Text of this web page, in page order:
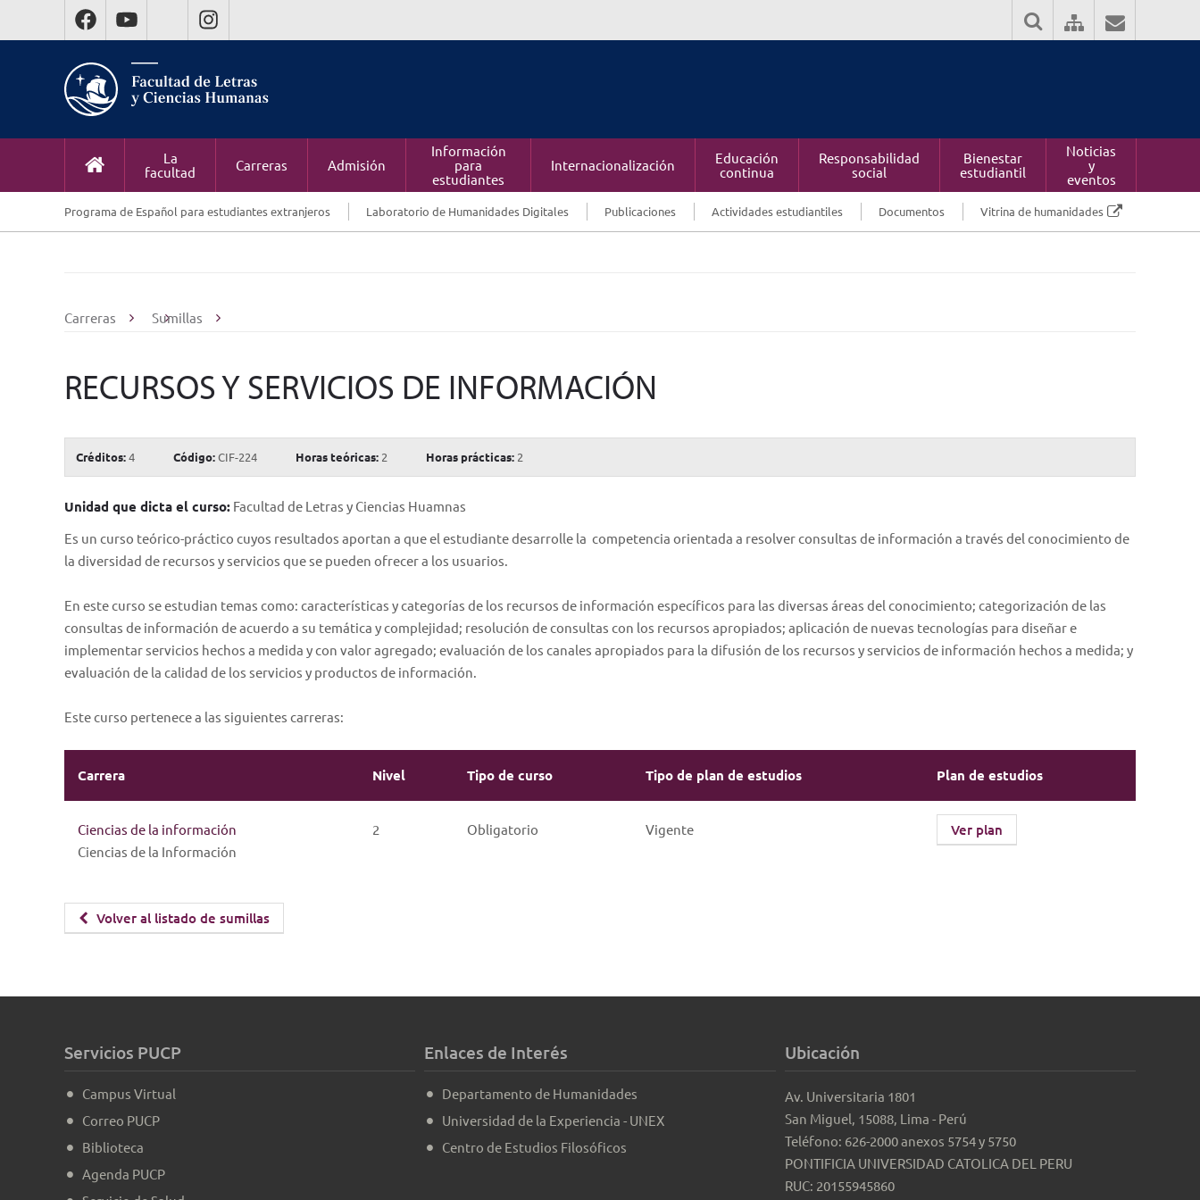
La
facultad
Carreras Admisión
Información
para
estudiantes
Internacionalización
Educación
continua
Responsabilidad
social
Bienestar
estudiantil
Noticias
y
eventos
Programa de Español para estudiantes extranjeros Laboratorio de Humanidades Digitales Publicaciones Actividades estudiantiles Documentos Vitrina de humanidades
Carreras Sumillas
RECURSOS Y SERVICIOS DE INFORMACIÓN
Créditos:4 Código:CIF-224 Horas teóricas: 2 Horas prácticas: 2
Unidad que dicta el curso: Facultad de Letras y Ciencias Huamnas
Es un curso teórico-práctico cuyos resultados aportan a que el estudiante desarrolle la competencia orientada a resolver consultas de información a través del conocimiento de
la diversidad de recursos y servicios que se pueden ofrecer a los usuarios.
En este curso se estudian temas como: características y categorías de los recursos de información específicos para las diversas áreas del conocimiento; categorización de las
consultas de información de acuerdo a su temática y complejidad; resolución de consultas con los recursos apropiados; aplicación de nuevas tecnologías para diseñar e
implementar servicios hechos a medida y con valor agregado; evaluación de los canales apropiados para la difusión de los recursos y servicios de información hechos a medida; y
evaluación de la calidad de los servicios y productos de información.
Este curso pertenece a las siguientes carreras:
Carrera Nivel Tipo de curso Tipo de plan de estudios Plan de estudios
Ciencias de la información
Ciencias de la Información
2 Obligatorio Vigente Ver plan
Volver al listado de sumillas
Servicios PUCP
Campus Virtual
Correo PUCP
Biblioteca
Agenda PUCP
Enlaces de Interés
Departamento de Humanidades
Universidad de la Experiencia - UNEX
Centro de Estudios Filosóficos
Ubicación
Av. Universitaria 1801
San Miguel, 15088, Lima - Perú
Teléfono: 626-2000 anexos 5754 y 5750
PONTIFICIA UNIVERSIDAD CATOLICA DEL PERU
RUC: 20155945860